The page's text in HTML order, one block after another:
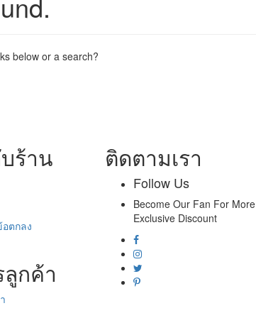
below or a search?
ร้าน
ตกลง
กค้า
ติดตามเรา
Follow Us
Become Our Fan For More
Exclusive Discount